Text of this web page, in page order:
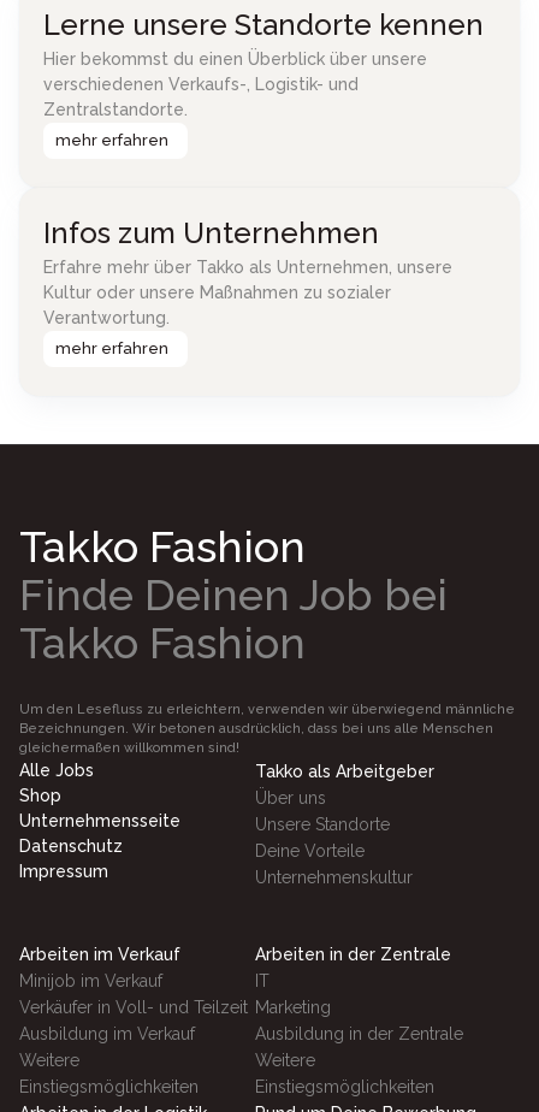
Lerne unsere Standorte kennen
Hier bekommst du einen Überblick über unsere
verschiedenen Verkaufs-, Logistik- und
Zentralstandorte.
mehr erfahren
Infos zum Unternehmen
Erfahre mehr über Takko als Unternehmen, unsere
Kultur oder unsere Maßnahmen zu sozialer
Verantwortung.
mehr erfahren
Takko Fashion
Finde Deinen Job bei
Takko Fashion
Um den Lesefluss zu erleichtern, verwenden wir überwiegend männliche
Bezeichnungen. Wir betonen ausdrücklich, dass bei uns alle Menschen
gleichermaßen willkommen sind!
Alle Jobs
Shop
Unternehmensseite
Datenschutz
Impressum
Takko als Arbeitgeber
Über uns
Unsere Standorte
Deine Vorteile
Unternehmenskultur
Arbeiten im Verkauf
Minijob im Verkauf
Verkäufer in Voll- und Teilzeit
Ausbildung im Verkauf
Weitere
Einstiegsmöglichkeiten
Arbeiten in der Zentrale
IT
Marketing
Ausbildung in der Zentrale
Weitere
Einstiegsmöglichkeiten